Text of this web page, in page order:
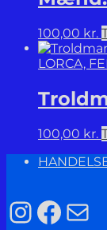
100,00 kr.
LORCA,
100,00 kr.
Mail